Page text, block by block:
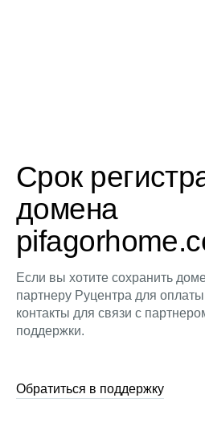
Срок
домена
Если вы хотите сохранить
партнеру Руцентра для
контакты для связи с
поддержки.
Обратиться в поддержку